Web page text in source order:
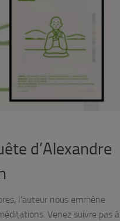
d’Alexandre
l’auteur nous emmène
Venez suivre pas à